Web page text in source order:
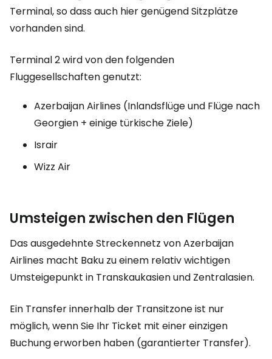
Terminal, so dass auch hier genügend Sitzplätze
vorhanden sind.
Terminal 2 wird von den folgenden
Fluggesellschaften genutzt:
Azerbaijan Airlines (Inlandsflüge und Flüge nach
Georgien + einige türkische Ziele)
Israir
Wizz Air
Umsteigen zwischen den Flügen
Das ausgedehnte Streckennetz von Azerbaijan
Airlines macht Baku zu einem relativ wichtigen
Umsteigepunkt in Transkaukasien und Zentralasien.
Ein Transfer innerhalb der Transitzone ist nur
möglich, wenn Sie Ihr Ticket mit einer einzigen
Buchung erworben haben (garantierter Transfer).